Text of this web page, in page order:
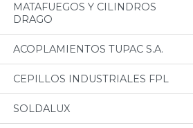
MATAFUEGOS Y CILINDROS
DRAGO
ACOPLAMIENTOS TUPAC S.A.
CEPILLOS INDUSTRIALES FPL
SOLDALUX